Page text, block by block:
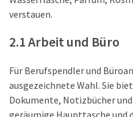
verstauen.
2.1 Arbeit und Büro
Für Berufspendler und
ausgezeichnete Wahl. Sie
Dokumente, Notizbücher
geräumige Haupttasche und